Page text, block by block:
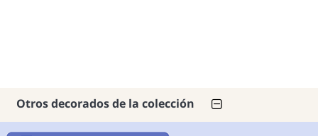
Otros decorados de la colección